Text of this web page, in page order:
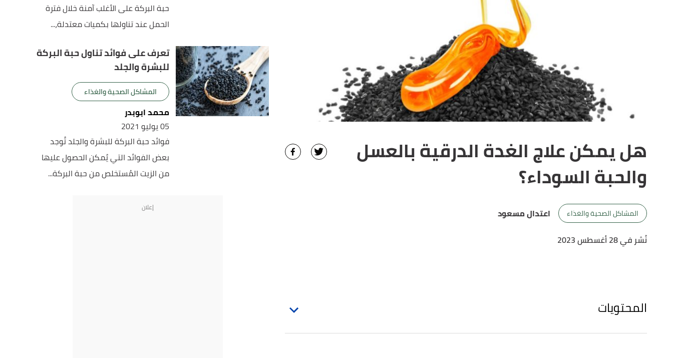
هل يمكن علاج الغدة الدرقية بالعسل
والحبة السوداء؟
المشاكل الصحية والغذاء
اعتدال مسعود
نُشر في 28 أغسطس 2023
المحتويات
حبة البركة على الأغلب آمنة خلال فترة
الحمل عند تناولها بكميات معتدلة،...
تعرف على فوائد تناول حبة البركة
للبشرة والجلد
المشاكل الصحية والغذاء
محمد ابوبدر
05 يوليو 2021
فوائد حبة البركة للبشرة والجلد تُوجد
بعض الفوائد التي يُمكن الحصول عليها
من الزيت المُستخلص من حبة البركة...